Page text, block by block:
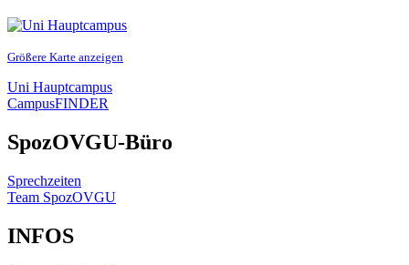
Größere Karte anzeigen
Uni Hauptcampus
CampusFINDER
SpozOVGU-Büro
Sprechzeiten
Team SpozOVGU
INFOS